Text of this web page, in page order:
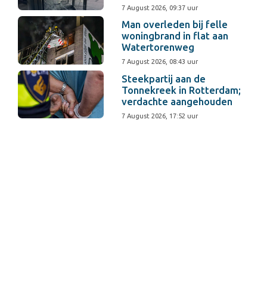
7 August 2026, 09:37 uur
Man overleden bij felle
woningbrand in flat aan
Watertorenweg
7 August 2026, 08:43 uur
Steekpartij aan de
Tonnekreek in Rotterdam;
verdachte aangehouden
7 August 2026, 17:52 uur